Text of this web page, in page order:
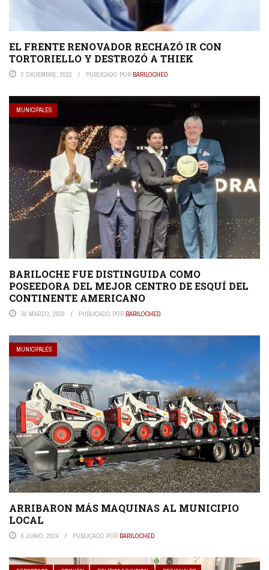
EL FRENTE RENOVADOR RECHAZÓ IR CON
TORTORIELLO Y DESTROZÓ A THIEK
2 DICIEMBRE, 2022 PUBLICADO POR BARILOCHED
MUNICIPALES
BARILOCHE FUE DISTINGUIDA COMO
POSEEDORA DEL MEJOR CENTRO DE ESQUÍ DEL
CONTINENTE AMERICANO
30 MARZO, 2026 PUBLICADO POR BARILOCHED
MUNICIPALES
ARRIBARON MÁS MAQUINAS AL MUNICIPIO
LOCAL
6 JUNIO, 2024 PUBLICADO POR BARILOCHED